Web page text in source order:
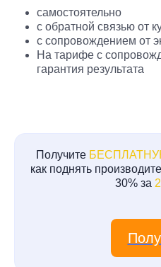
самостоятельно
с обратной связью от
с сопровождением от
На тарифе с
гарантия результата
Получите
как поднять
30% за